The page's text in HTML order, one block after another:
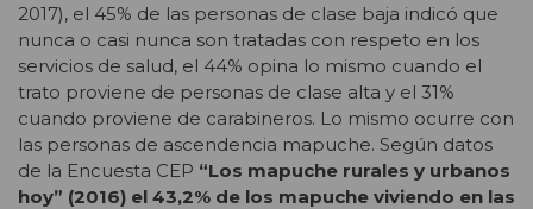
2017), el 45% de las personas de clase baja indicó que
nunca o casi nunca son tratadas con respeto en los
servicios de salud, el 44% opina lo mismo cuando el
trato proviene de personas de clase alta y el 31%
cuando proviene de carabineros. Lo mismo ocurre con
las personas de ascendencia mapuche. Según datos
de la Encuesta CEP “Los mapuche rurales y urbanos
hoy” (2016) el 43,2% de los mapuche viviendo en las